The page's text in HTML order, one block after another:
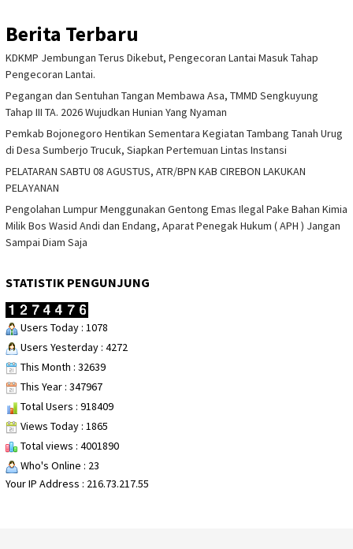
Berita Terbaru
KDKMP Jembungan Terus Dikebut, Pengecoran Lantai Masuk Tahap
Pengecoran Lantai.
Pegangan dan Sentuhan Tangan Membawa Asa, TMMD Sengkuyung
Tahap III TA. 2026 Wujudkan Hunian Yang Nyaman
Pemkab Bojonegoro Hentikan Sementara Kegiatan Tambang Tanah Urug
di Desa Sumberjo Trucuk, Siapkan Pertemuan Lintas Instansi
PELATARAN SABTU 08 AGUSTUS, ATR/BPN KAB CIREBON LAKUKAN
PELAYANAN
Pengolahan Lumpur Menggunakan Gentong Emas Ilegal Pake Bahan Kimia
Milik Bos Wasid Andi dan Endang, Aparat Penegak Hukum ( APH ) Jangan
Sampai Diam Saja
STATISTIK PENGUNJUNG
Users Today : 1078
Users Yesterday : 4272
This Month : 32639
This Year : 347967
Total Users : 918409
Views Today : 1865
Total views : 4001890
Who's Online : 23
Your IP Address : 216.73.217.55